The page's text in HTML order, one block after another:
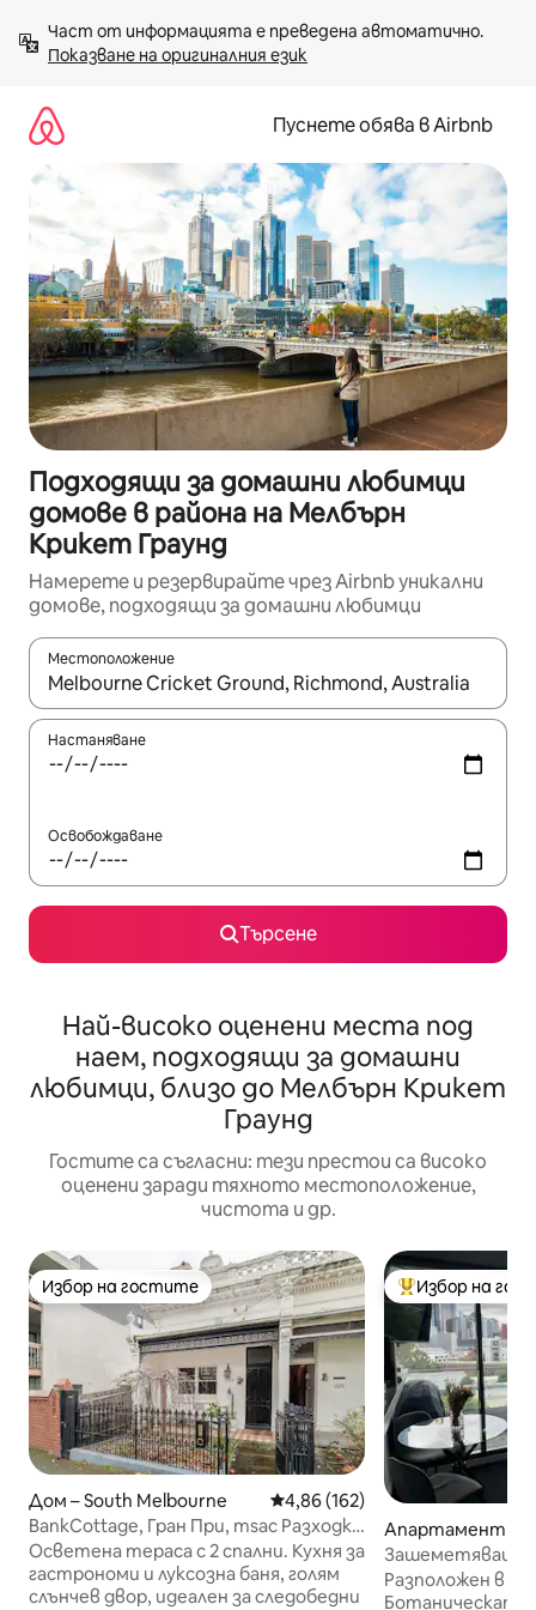
към
съдържанието
Показване на оригиналния език
Пуснете обява в Airbnb
Подходящи за домашни любимци
домове в района на Мелбърн
Крикет Граунд
Намерете и резервирайте чрез Airbnb уникални
домове, подходящи за домашни любимци
Местоположение
Когато резултатите се покажат, използвайте
Настаняване
Освобождаване
Търсене
Най-високо оценени места под
наем, подходящи за домашни
любимци, близо до Мелбърн Крикет
Граунд
Гостите са съгласни: тези престои са високо
оценени заради тяхното местоположение,
чистота и др.
Избор на гостите
Избор на гостите
Дом – South Melbourne Средна оценка: 4,86 от 5,
4,86 (162)
BankCottage, Гран При, msac Разходка
от пазара до централния бизнес
район
Осветена тераса с 2 спални. Кухня за
гастрономи и луксозна баня, голям
слънчев двор, идеален за следобедни
Най-популярен
Избор на
Апартамент –
к
Зашеметяващи
включен
Разположен в
Ботаническата